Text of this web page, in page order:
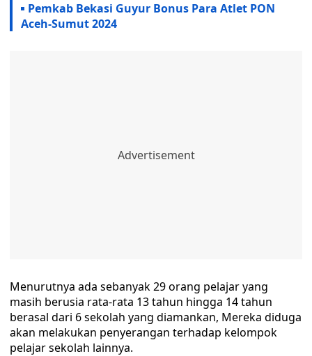
Pemkab Bekasi Guyur Bonus Para Atlet PON
Aceh-Sumut 2024
Menurutnya ada sebanyak 29 orang pelajar yang
masih berusia rata-rata 13 tahun hingga 14 tahun
berasal dari 6 sekolah yang diamankan, Mereka diduga
akan melakukan penyerangan terhadap kelompok
pelajar sekolah lainnya.